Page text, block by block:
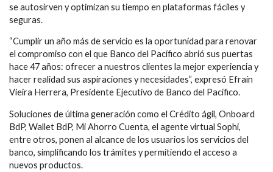
se autosirven y optimizan su tiempo en plataformas fáciles y
seguras.
“Cumplir un año más de servicio es la oportunidad para renovar
el compromiso con el que Banco del Pacífico abrió sus puertas
hace 47 años: ofrecer a nuestros clientes la mejor experiencia y
hacer realidad sus aspiraciones y necesidades”, expresó Efraín
Vieira Herrera, Presidente Ejecutivo de Banco del Pacífico.
Soluciones de última generación como el Crédito ágil, Onboard
BdP, Wallet BdP, Mi Ahorro Cuenta, el agente virtual Sophi,
entre otros, ponen al alcance de los usuarios los servicios del
banco, simplificando los trámites y permitiendo el acceso a
nuevos productos.